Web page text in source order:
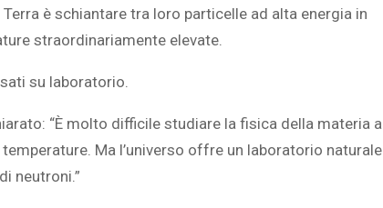
è schiantare tra loro particelle ad alta energia in
straordinariamente elevate.
su laboratorio.
“È molto difficile studiare la fisica della materia a
Ma l’universo offre un laboratorio naturale
neutroni.”